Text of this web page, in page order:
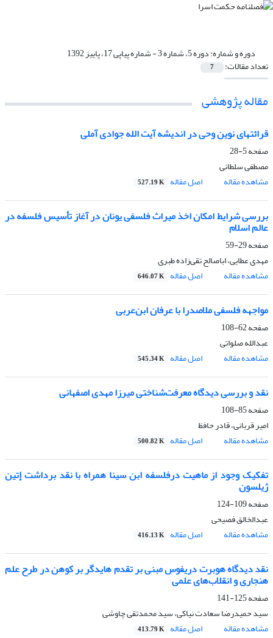
دوره و شماره:دوره 5، شماره 3 - شماره پیاپی 17، پاییز 1392
تعداد مقالات: 7
مقاله پژوهشی
قرائتهای نوین وحی در اندیشه آیت الله جوادی آملی
صفحه5-28
مصطفی سلطانی
مشاهده مقاله
اصل مقاله 527.19 K
بررسی شرایط امکان اخذ میراث فلسفی یونان در آغاز تأسیس فلسفه در
عالم اسلام
صفحه29-59
مهدی عطایی، اباصالح تقی‌زاده طبری
مشاهده مقاله
اصل مقاله 646.07 K
مواجهه فلسفی ملاصدرا با عرفان ابن‌‌عربی
صفحه62-108
عبدالله صلواتی
مشاهده مقاله
اصل مقاله 545.34 K
نقد و بررسی دیدگاه معرفت‌شناختی میرزا مهدی اصفهانی
صفحه85-108
امیر قربانی، قادر حافظ
مشاهده مقاله
اصل مقاله 500.82 K
تفکیک وجود از ماهیت درفلسفه ابن سینا همراه با نقد برداشت إتین
ژیلسون
صفحه109-124
عبدالخالق فصیحی
مشاهده مقاله
اصل مقاله 416.13 K
نقد دیدگاه هوبرت دریفوس مبنی بر تقدم هایدگر بر کوهن در طرح علم
هنجاری و انقلاب‌های علمی
صفحه125-141
سید حمیدرضا سعادت نیاکی، سید محمدتقی چاوشی
مشاهده مقاله
اصل مقاله 413.79 K